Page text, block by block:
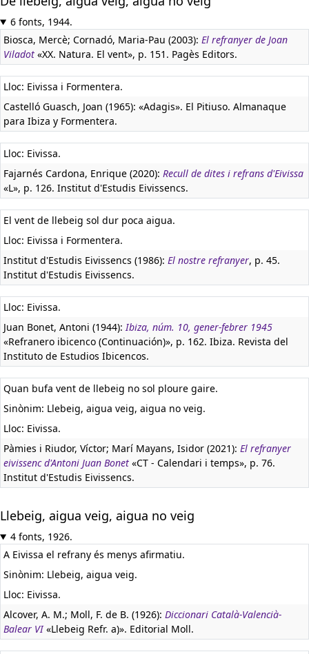
6 fonts, 1944.
Biosca, Mercè; Cornadó, Maria-Pau (2003): El refranyer de Joan
Viladot «XX. Natura. El vent», p. 151. Pagès Editors.
Lloc: Eivissa i Formentera.
Castelló Guasch, Joan (1965): «Adagis». El Pitiuso. Almanaque
para Ibiza y Formentera.
Lloc: Eivissa.
Fajarnés Cardona, Enrique (2020): Recull de dites i refrans d'Eivissa
«L», p. 126. Institut d'Estudis Eivissencs.
El vent de llebeig sol dur poca aigua.
Lloc: Eivissa i Formentera.
Institut d'Estudis Eivissencs (1986): El nostre refranyer, p. 45.
Institut d'Estudis Eivissencs.
Lloc: Eivissa.
Juan Bonet, Antoni (1944):Ibiza, núm. 10, gener-febrer 1945
«Refranero ibicenco (Continuación)», p. 162. Ibiza. Revista del
Instituto de Estudios Ibicencos.
Quan bufa vent de llebeig no sol ploure gaire.
Sinònim: Llebeig, aigua veig, aigua no veig.
Lloc: Eivissa.
Pàmies i Riudor, Víctor; Marí Mayans, Isidor (2021): El refranyer
eivissenc d'Antoni Juan Bonet «CT - Calendari i temps», p. 76.
Institut d'Estudis Eivissencs.
Llebeig, aigua veig, aigua no veig
4 fonts, 1926.
A Eivissa el refrany és menys afirmatiu.
Sinònim: Llebeig, aigua veig.
Lloc: Eivissa.
Alcover, A. M.; Moll, F. de B. (1926): Diccionari Català-Valencià-
Balear VI«Llebeig Refr. a)». Editorial Moll.